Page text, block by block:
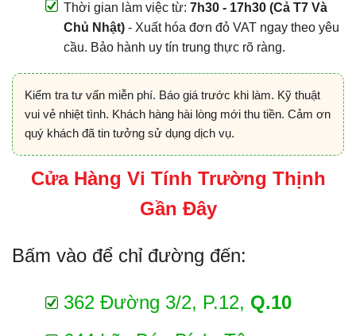
Thời gian làm việc từ: 7h30 - 17h30 (Cả T7 Và
Chủ Nhật) - Xuất hóa đơn đỏ VAT ngay theo yêu
cầu. Bảo hành uy tín trung thực rõ ràng.
Kiểm tra tư vấn miễn phí. Báo giá trước khi làm. Kỹ thuật
vui vẻ nhiệt tình. Khách hàng hài lòng mới thu tiền. Cảm ơn
quý khách đã tin tưởng sử dụng dịch vụ.
Cửa Hàng Vi Tính Trường Thịnh
Gần Đây
Bấm vào để chỉ đường đến:
362 Đường 3/2, P.12, Q.10